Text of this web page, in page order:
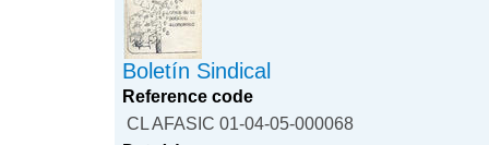
Boletín Sindical
Reference code
CL AFASIC 01-04-05-000068